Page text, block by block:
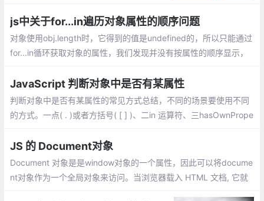
js中关于for...in遍历对象属性的顺序问题
对象使用obj.length时，它得到的值是undefined的，所以只能通过
for...in循环获取对象的属性，我们发现并没有按属性的顺序显示，
JavaScript 判断对象中是否有某属性
判断对象中是否有某属性的常见方式总结，不同的场景要使用不同
的方式。一点( . )或者方括号( [ ] )、二in 运算符、三hasOwnPrope
需要结合使用
JS 的 Document对象
Document 对象是是window对象的一个属性，因此可以将docume
nt对象作为一个全局对象来访问。当浏览器载入 HTML 文档, 它就